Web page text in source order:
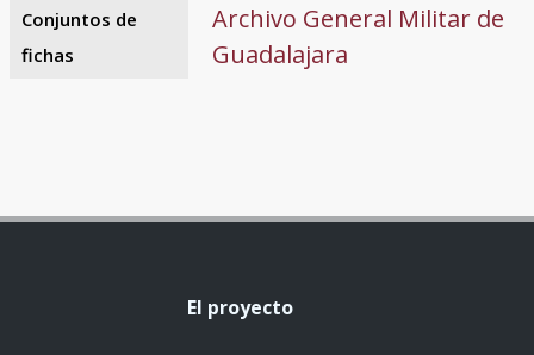
Conjuntos de
fichas
Archivo General Militar de
Guadalajara
El proyecto